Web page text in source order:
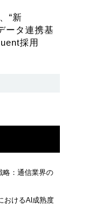
“新
ータ連携基
採用
略：通信業界の
おけるAI成熟度